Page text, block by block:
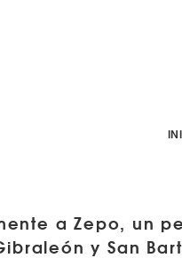
a Zepo, un
y San